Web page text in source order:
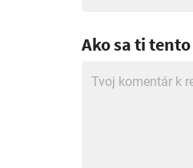
Ako sa ti